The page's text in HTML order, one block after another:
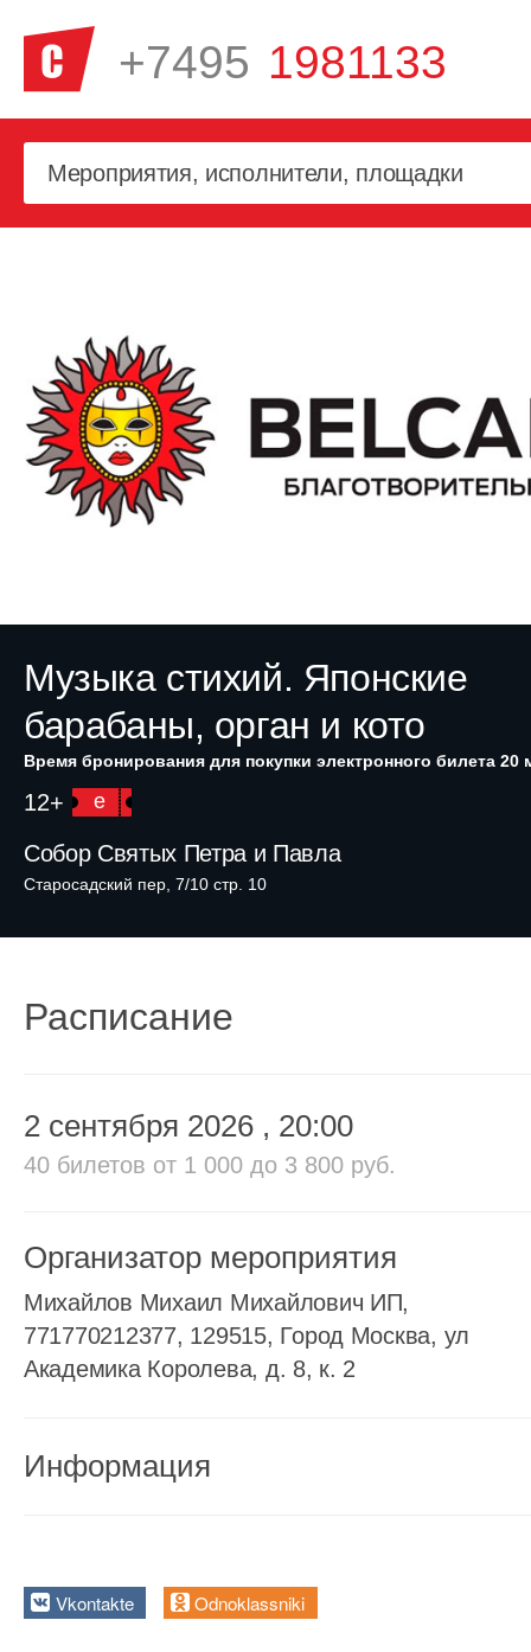
+7495 1981133
Музыка стихий. Японские
барабаны, орган и кото
Время бронирования для покупки электронного билета 20
12+ e
Собор Святых Петра и Павла
Старосадский пер, 7/10 стр. 10
Расписание
2 сентября 2026 , 20:00
40 билетов от 1 000 до 3 800 руб.
Организатор мероприятия
Михайлов Михаил Михайлович ИП,
771770212377, 129515, Город Москва, ул
Академика Королева, д. 8, к. 2
Информация
Vkontakte Odnoklassniki